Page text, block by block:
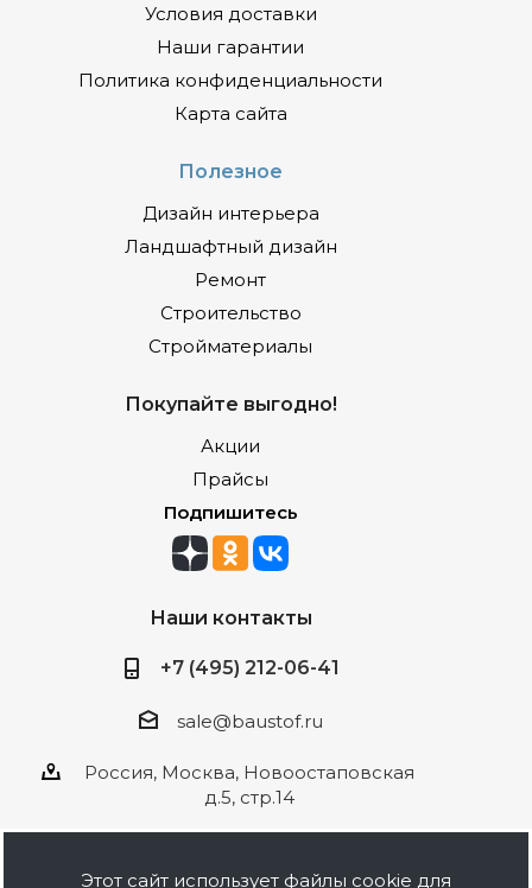
Условия доставки
Наши гарантии
Политика конфиденциальности
Карта сайта
Полезное
Дизайн интерьера
Ландшафтный дизайн
Ремонт
Строительство
Стройматериалы
Покупайте выгодно!
Акции
Прайсы
Подпишитесь
Наши контакты
+7 (495) 212-06-41
sale@baustof.ru
Россия, Москва, Новоостаповская
д.5, стр.14
Этот сайт использует файлы cookie для